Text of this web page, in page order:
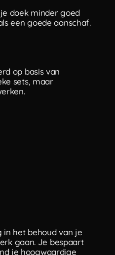
doek minder goed
een goede aanschaf.
op basis van
sets, maar
in het behoud van je
gaan. Je bespaart
je hoogwaardige